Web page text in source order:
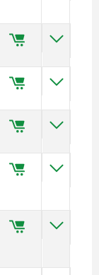
1,8 6
2,3 15
2,8 15
1,8 6
2,3 15